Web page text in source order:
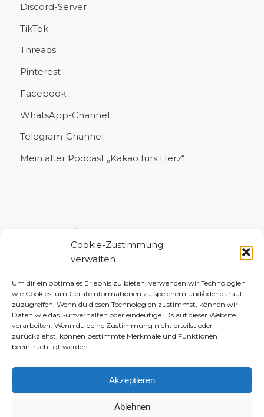
Cookie-Zustimmung
verwalten
Um dir ein optimales Erlebnis zu bieten, verwenden wir Technologien
wie Cookies, um Geräteinformationen zu speichern und/oder darauf
zuzugreifen. Wenn du diesen Technologien zustimmst, können wir
Daten wie das Surfverhalten oder eindeutige IDs auf dieser Website
verarbeiten. Wenn du deine Zustimmung nicht erteilst oder
zurückziehst, können bestimmte Merkmale und Funktionen
beeinträchtigt werden.
Akzeptieren
Ablehnen
Discord-Server
TikTok
Threads
Pinterest
Facebook
WhatsApp-Channel
Telegram-Channel
Mein alter Podcast „Kakao fürs Herz“